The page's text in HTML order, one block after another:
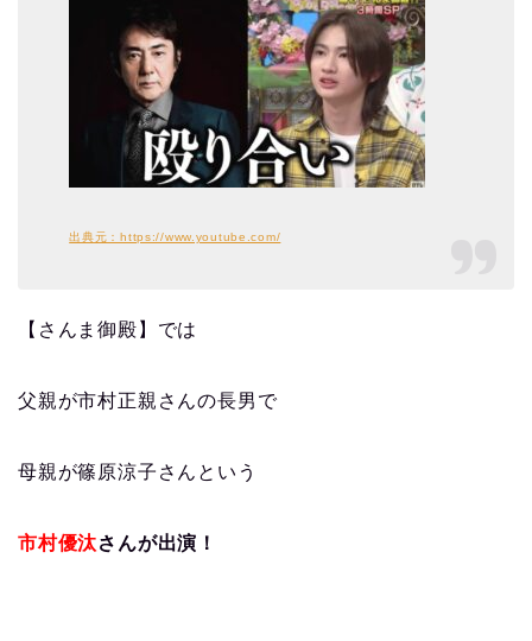
出典元：https://www.youtube.com/
【さんま御殿】では
父親が市村正親さんの長男で
母親が篠原涼子さんという
市村優汰さんが出演！